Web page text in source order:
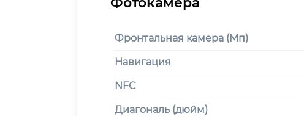
Фронтальная камера (Мп)
Навигация
NFC
Диагональ (дюйм)